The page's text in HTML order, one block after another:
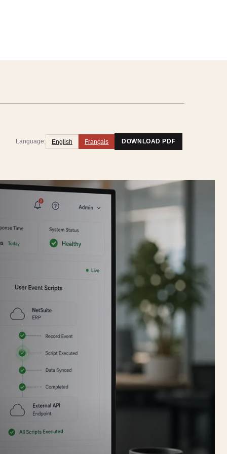
Language: English Français DOWNLOAD PDF